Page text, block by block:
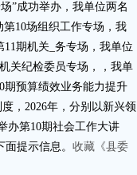
”成功举办，我单位两名
第10场组织工作专场，我
11期机关_务专场，我单位
关纪检委员专场，，我单
期预算绩效业务能力提升
，2026年，分别以新兴领
办第10期社会工作大讲
提示信息。 收藏《县委